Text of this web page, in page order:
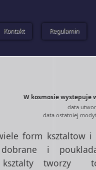
Kontakt Regulamin
W kosmosie wystepuje
data
data ostatniej
form ksztaltow
i
ksztalty tworzy